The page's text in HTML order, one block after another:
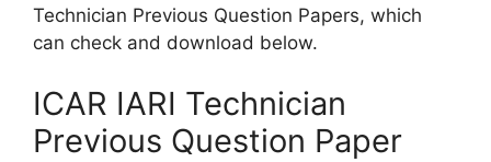
Technician Previous Question Papers, which
can check and download below.
ICAR IARI Technician
Previous Question Paper